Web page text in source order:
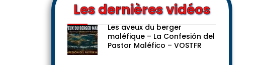
Les dernières vidéos
Les aveux du berger
maléfique – La Confesión del
Pastor Maléfico – VOSTFR